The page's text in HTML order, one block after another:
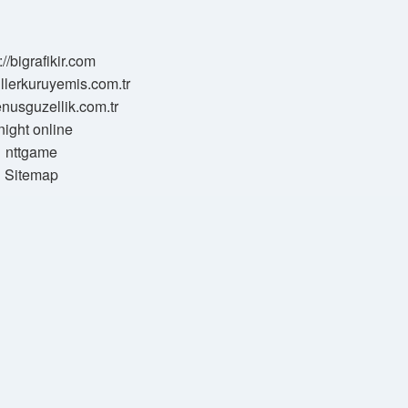
bigrafikir.com
online
nttgame
Sitemap